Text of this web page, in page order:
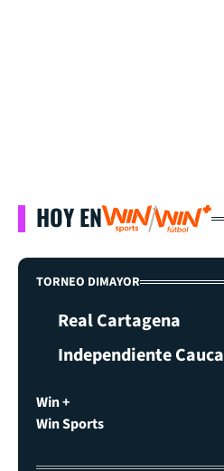
HOY EN
TORNEO DIMAYOR
Real Cartagena
Independiente Cauca
Win +
Win Sports